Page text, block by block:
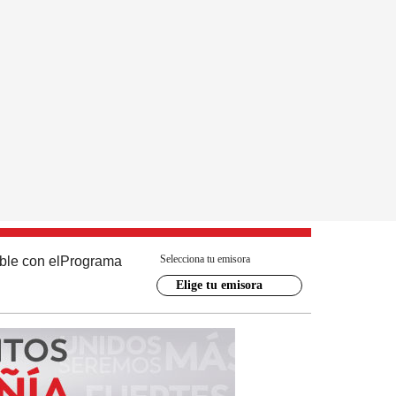
con el Programa Selecciona tu emisora
Elige tu emisora